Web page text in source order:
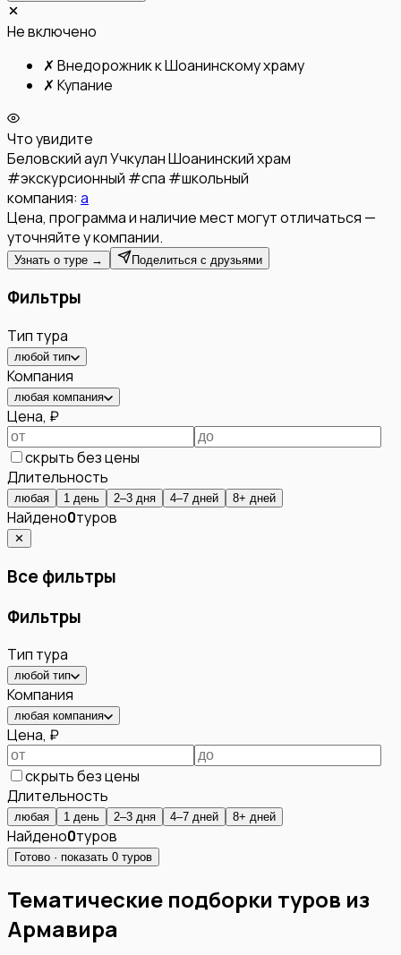
Не включено
✗ Внедорожник к Шоанинскому храму
✗ Купание
Что увидите
Беловскийаул УчкуланШоанинский храм
#экскурсионный #спа #школьный
компания: а
Цена, программа и наличие мест могут отличаться —
уточняйте у компании.
Узнать о туре → Поделиться с друзьями
Фильтры
Тип тура
любой тип
Компания
любая компания
Цена, ₽
скрыть без цены
Длительность
любая 1 день 2–3 дня 4–7 дней 8+ дней
Найдено0туров
✕
Все фильтры
Фильтры
Тип тура
любой тип
Компания
любая компания
Цена, ₽
скрыть без цены
Длительность
любая 1 день 2–3 дня 4–7 дней 8+ дней
Найдено0туров
Готово · показать 0 туров
Тематические подборки туров из
Армавира